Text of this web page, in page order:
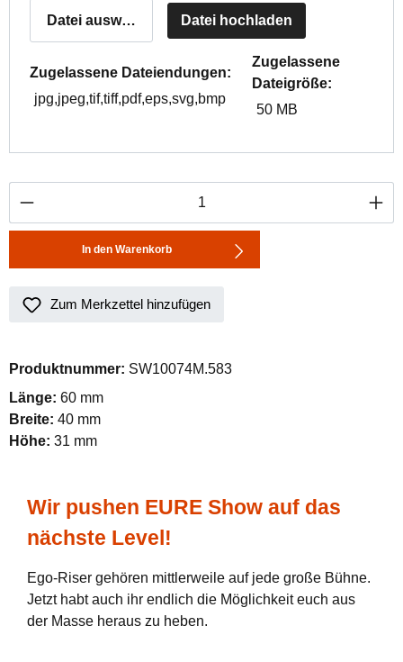
Datei auswählen Datei hochladen
Zugelassene Dateiendungen:
jpg,jpeg,tif,tiff,pdf,eps,svg,bmp
Zugelassene
Dateigröße:
50 MB
Produkt Anzahl: Gib den gewünschten
In den Warenkorb
Zum Merkzettel hinzufügen
Produktnummer: SW10074M.583
Länge: 60 mm
Breite: 40 mm
Höhe: 31 mm
Wir pushen EURE Show auf das
nächste Level!
Ego-Riser gehören mittlerweile auf jede große Bühne.
Jetzt habt auch ihr endlich die Möglichkeit euch aus
der Masse heraus zu heben.